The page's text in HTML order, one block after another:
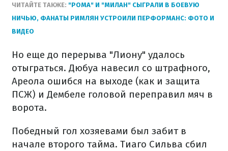
ЧИТАЙТЕ ТАКЖЕ: "РОМА" И "МИЛАН" СЫГРАЛИ В БОЕВУЮ
НИЧЬЮ, ФАНАТЫ РИМЛЯН УСТРОИЛИ ПЕРФОРМАНС: ФОТО И
ВИДЕО
Но еще до перерыва "Лиону" удалось
отыграться. Дюбуа навесил со штрафного,
Ареола ошибся на выходе (как и защита
ПСЖ) и Дембеле головой переправил мяч в
ворота.
Победный гол хозяевами был забит в
начале второго тайма. Тиаго Сильва сбил